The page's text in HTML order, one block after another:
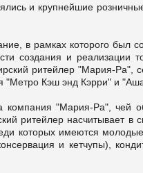
и крупнейшие
в рамках которого был
создания и реализации
ритейлер "Мария-Ра",
"Метро Кэш энд Кэрри" и
компания "Мария-Ра", чей
ритейлер насчитывает в
которых имеются
и кетчупы),